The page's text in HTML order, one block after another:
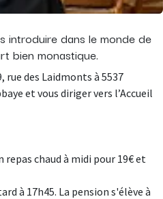
introduire dans le monde de
bien monastique.
rue des Laidmonts à 5537
et vous diriger vers l’Accueil
repas chaud à midi pour 19€ et
à 17h45. La pension s'élève à